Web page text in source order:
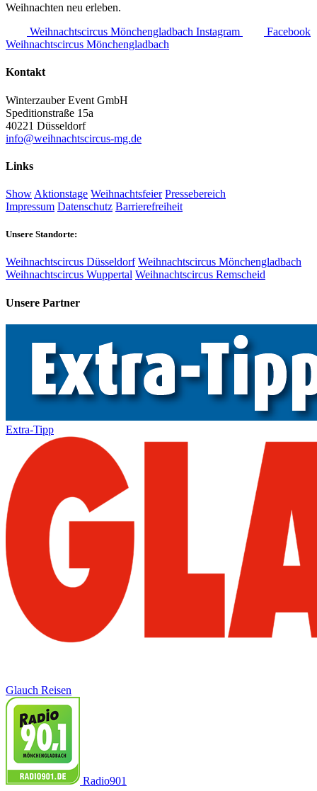
Weihnachten neu erleben.
Weihnachtscircus Mönchengladbach Instagram
Facebook
Weihnachtscircus Mönchengladbach
Kontakt
Winterzauber Event GmbH
Speditionstraße 15a
40221 Düsseldorf
info@weihnachtscircus-mg.de
Links
Show Aktionstage Weihnachtsfeier Pressebereich
Impressum Datenschutz Barrierefreiheit
Unsere Standorte:
Weihnachtscircus Düsseldorf Weihnachtscircus Mönchengladbach
Weihnachtscircus Wuppertal Weihnachtscircus Remscheid
Unsere Partner
Extra-Tipp
Glauch Reisen
Radio901